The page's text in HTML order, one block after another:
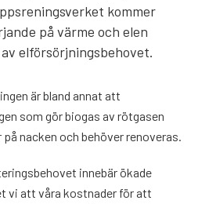
kommer
på värme och elen
elförsörjningsbehovet.
är bland annat att
som gör biogas av rötgasen
nacken och behöver renoveras.
innebär ökade
vi att våra kostnader för att